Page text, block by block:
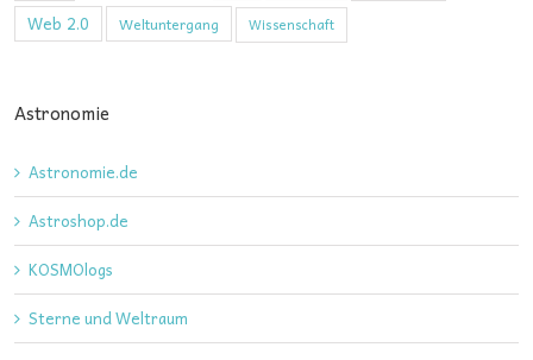
Web 2.0 Weltuntergang Wissenschaft
Astronomie
Astronomie.de
Astroshop.de
KOSMOlogs
Sterne und Weltraum